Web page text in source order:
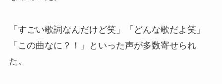
「すごい歌詞なんだけど笑」「どんな歌だよ笑」
「この曲なに？！」といった声が多数寄せられ
た。